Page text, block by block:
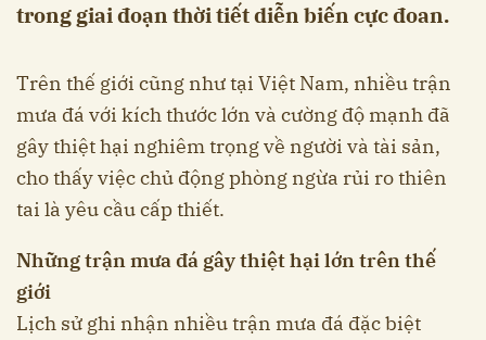
trong giai đoạn thời tiết diễn biến cực đoan.
Trên thế giới cũng như tại Việt Nam, nhiều trận
mưa đá với kích thước lớn và cường độ mạnh đã
gây thiệt hại nghiêm trọng về người và tài sản,
cho thấy việc chủ động phòng ngừa rủi ro thiên
tai là yêu cầu cấp thiết.
Những trận mưa đá gây thiệt hại lớn trên thế
giới
Lịch sử ghi nhận nhiều trận mưa đá đặc biệt